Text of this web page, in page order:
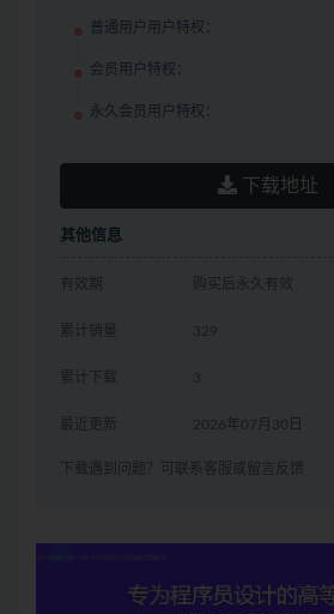
普通用户用户特权：
会员用户特权：
永久会员用户特权：
下载地址
其他信息
有效期 购买后永久有效
累计销量 329
累计下载 3
最近更新 2026年07月30日
下载遇到问题？可联系客服或留言反馈